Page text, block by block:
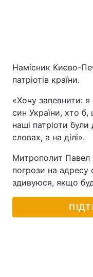
Намісник Києво-
патріотів країни.
«Хочу запевнити:
син України, хто
наші патріоти
словах, а на ділі».
Митрополит Павел
погрози на адресу
здивуюся, якщо